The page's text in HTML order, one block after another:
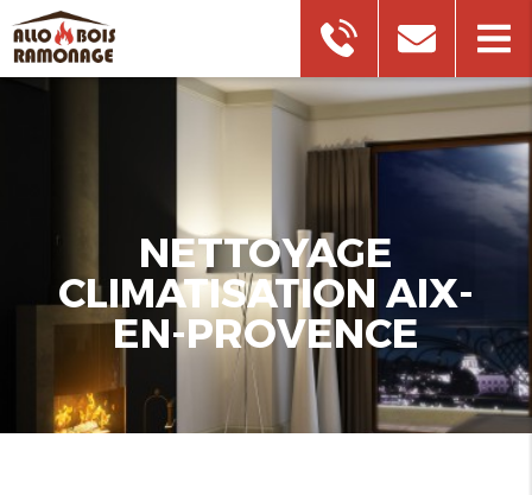
NETTOYAGE
CLIMATISATION AIX-
EN-PROVENCE